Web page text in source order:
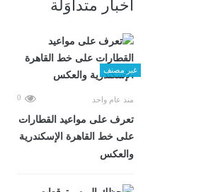
أخبار متداوَلة
غير مصنف
منذ عام واحد 0
تعرف على مواعيد القطارات
على خط القاهرة الإسكندرية
والعكس